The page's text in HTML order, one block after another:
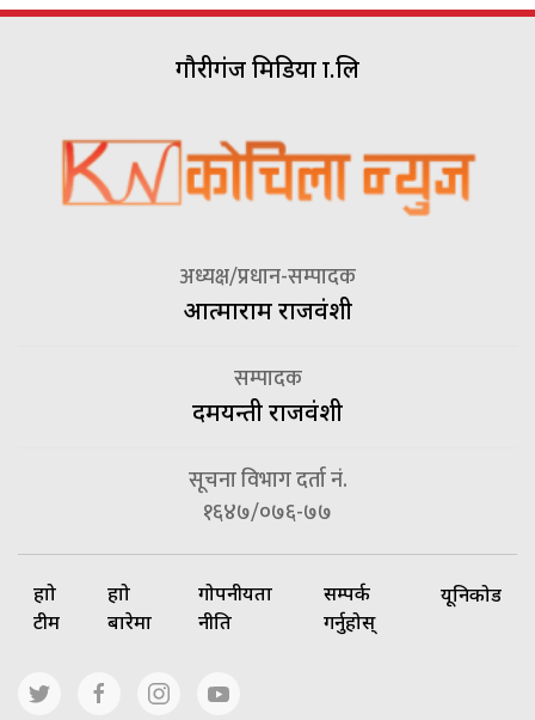
गौरीगंज मिडिया प्रा.लि
अध्यक्ष/प्रधान-सम्पादक
आत्माराम राजवंशी
सम्पादक
दमयन्ती राजवंशी
सूचना विभाग दर्ता नं.
१६४७/०७६-७७
हाम्रो
टीम
हाम्रो
बारेमा
गोपनीयता
नीति
सम्पर्क
गर्नुहोस्
यूनिकोड